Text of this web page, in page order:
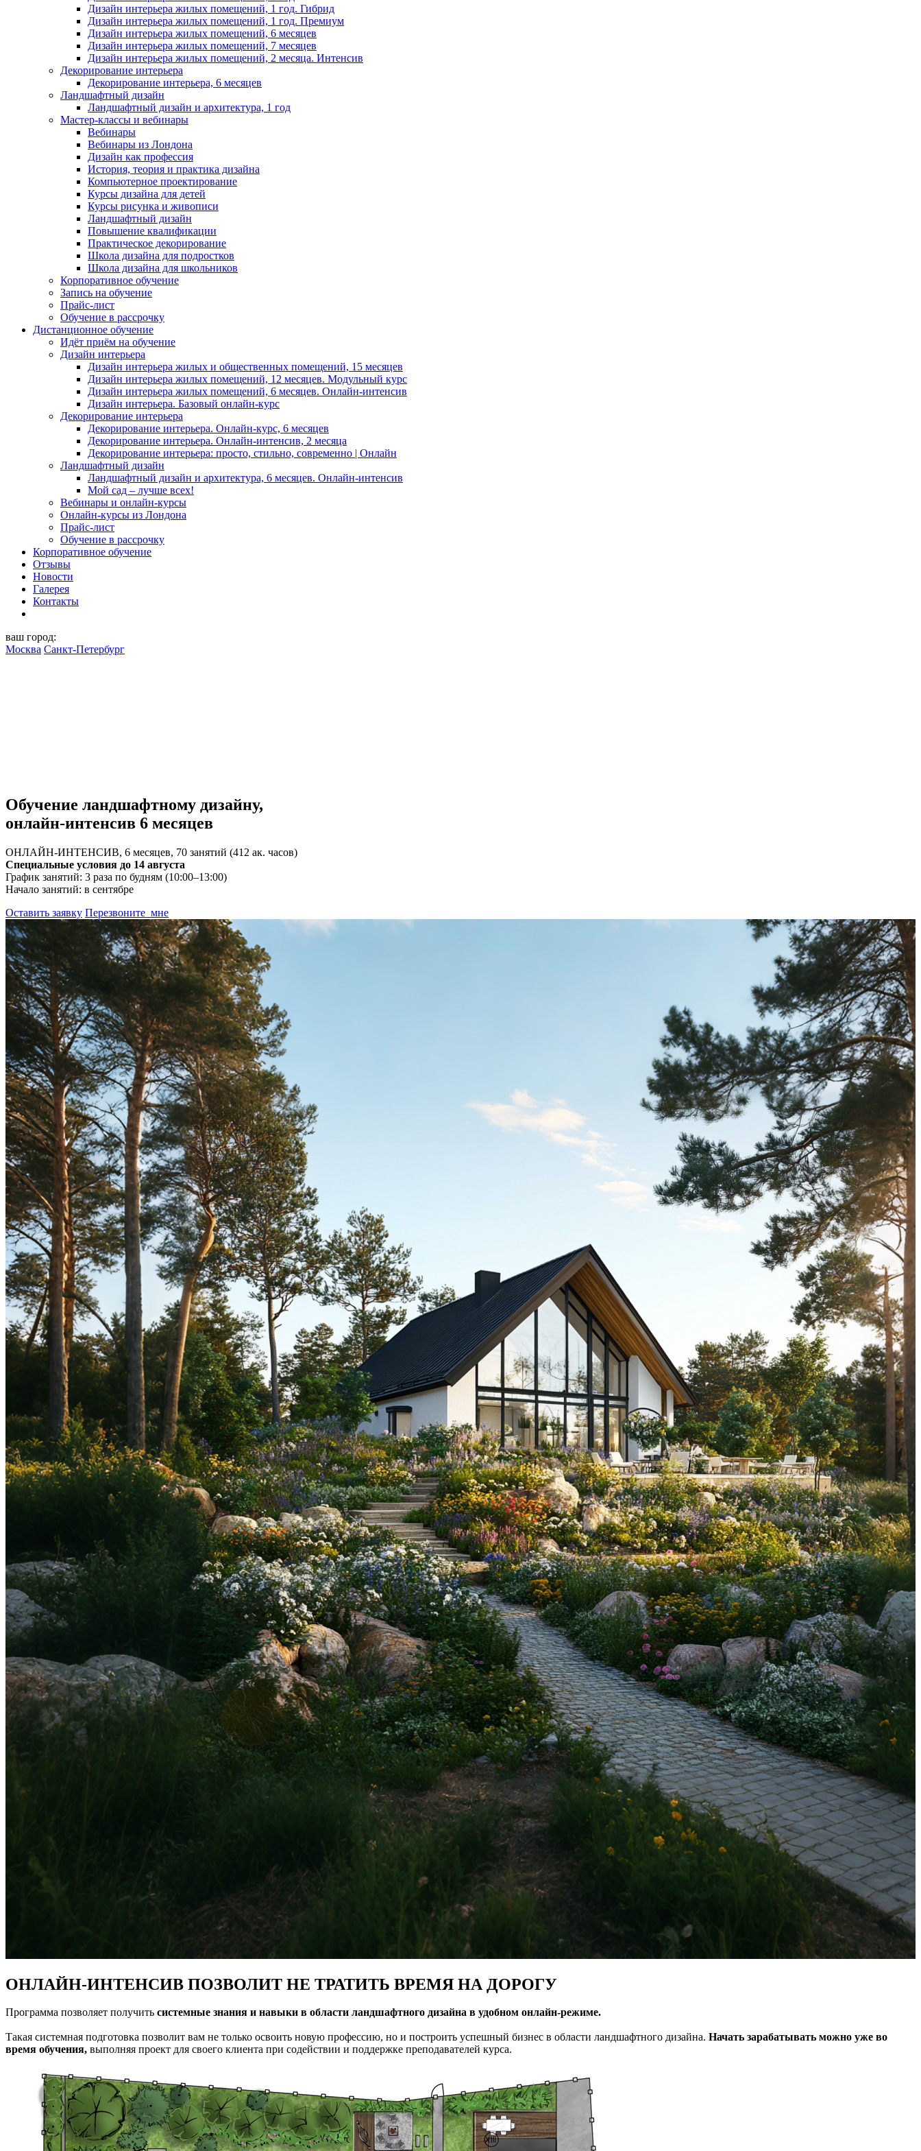
Дизайн интерьера жилых помещений, 1 год. Гибрид
Дизайн интерьера жилых помещений, 1 год. Премиум
Дизайн интерьера жилых помещений, 6 месяцев
Дизайн интерьера жилых помещений, 7 месяцев
Дизайн интерьера жилых помещений, 2 месяца. Интенсив
Декорирование интерьера
Декорирование интерьера, 6 месяцев
Ландшафтный дизайн
Ландшафтный дизайн и архитектура, 1 год
Мастер-классы и вебинары
Вебинары
Вебинары из Лондона
Дизайн как профессия
История, теория и практика дизайна
Компьютерное проектирование
Курсы дизайна для детей
Курсы рисунка и живописи
Ландшафтный дизайн
Повышение квалификации
Практическое декорирование
Школа дизайна для подростков
Школа дизайна для школьников
Корпоративное обучение
Запись на обучение
Прайс-лист
Обучение в рассрочку
Дистанционное обучение
Идёт приём на обучение
Дизайн интерьера
Дизайн интерьера жилых и общественных помещений, 15 месяцев
Дизайн интерьера жилых помещений, 12 месяцев. Модульный курс
Дизайн интерьера жилых помещений, 6 месяцев. Онлайн-интенсив
Дизайн интерьера. Базовый онлайн‑курс
Декорирование интерьера
Декорирование интерьера. Онлайн-курс, 6 месяцев
Декорирование интерьера. Онлайн‑интенсив, 2 месяца
Декорирование интерьера: просто, стильно, современно | Онлайн
Ландшафтный дизайн
Ландшафтный дизайн и архитектура, 6 месяцев. Онлайн-интенсив
Мой сад – лучше всех!
Вебинары и онлайн-курсы
Онлайн-курсы из Лондона
Прайс-лист
Обучение в рассрочку
Корпоративное обучение
Отзывы
Новости
Галерея
Контакты
ваш город:
Москва Санкт-Петербург
Обучение ландшафтному дизайну,
онлайн-интенсив 6 месяцев
ОНЛАЙН-ИНТЕНСИВ, 6 месяцев, 70 занятий (412 ак. часов)
Специальные условия до 14 августа
График занятий: 3 раза по будням (10:00–13:00)
Начало занятий: в сентябре
Оставить заявку Перезвоните мне
ОНЛАЙН-ИНТЕНСИВ ПОЗВОЛИТ НЕ ТРАТИТЬ ВРЕМЯ НА ДОРОГУ
Программа позволяет получить системные знания и навыки в области ландшафтного дизайна в удобном онлайн-режиме.
Такая системная подготовка позволит вам не только освоить новую профессию, но и построить успешный бизнес в области ландшафтного дизайна. Начать зарабатывать можно уже во
время обучения, выполняя проект для своего клиента при содействии и поддержке преподавателей курса.